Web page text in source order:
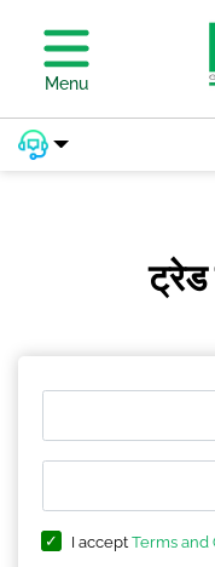
Menu
ट्रेड
I accept Terms and